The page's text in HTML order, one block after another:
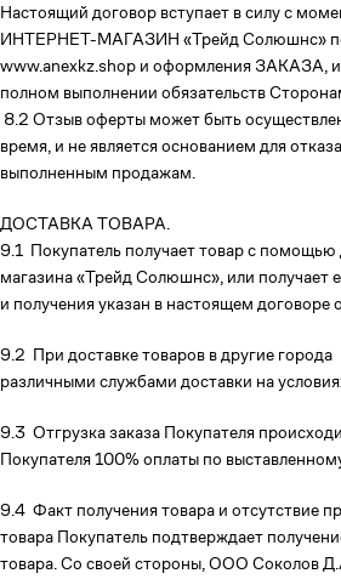
Настоящий договор вступает в силу с
ИНТЕРНЕТ-МАГАЗИН «Трейд Солюшнс»
www.anexkz.shop и оформления ЗАКАЗА, и
полном выполнении обязательств
8.2 Отзыв оферты может быть
время, и не является основанием для
выполненным продажам.
ДОСТАВКА ТОВАРА.
9.1 Покупатель получает товар с помощью
магазина «Трейд Солюшнс», или получает
и получения указан в настоящем договоре
9.2 При доставке товаров в другие
различными службами доставки на
9.3 Отгрузка заказа Покупателя
Покупателя 100% оплаты по
9.4 Факт получения товара и отсутствие
товара Покупатель подтверждает
товара. Со своей стороны, ООО Соколов